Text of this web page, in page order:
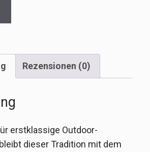
Rezensionen (0)
erstklassige Outdoor-
dieser Tradition mit dem